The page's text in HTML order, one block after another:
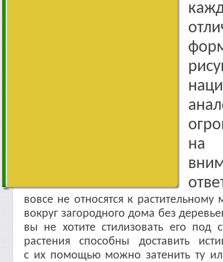
вовсе не относятся к
вокруг загородного дома без
вы не хотите стилизовать его под
растения способны доставить
с их помощью можно затенить ту